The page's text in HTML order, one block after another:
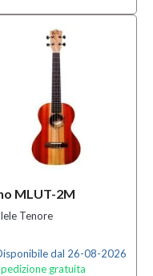
MLUT-2M
Tenore
dal 26-08-2026
gratuita